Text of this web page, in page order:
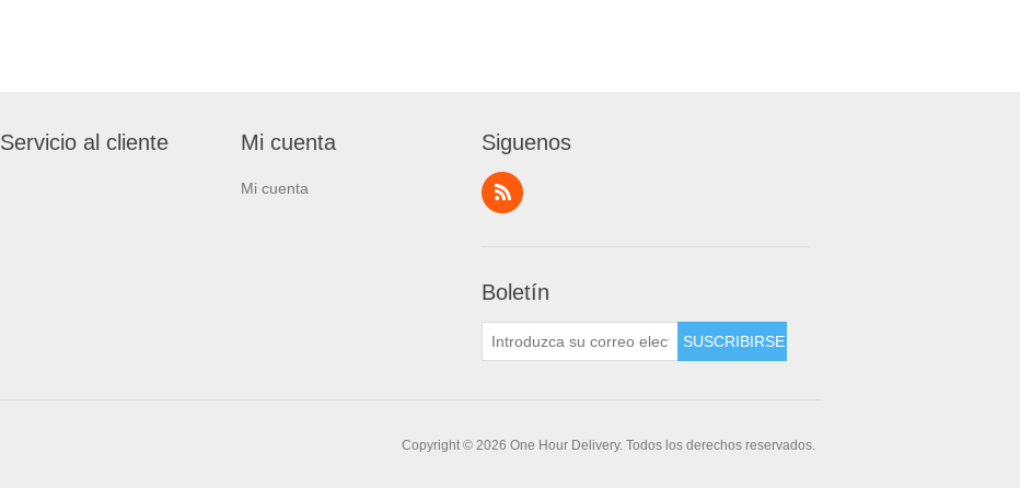
Servicio al cliente Mi cuenta
Mi cuenta
Siguenos
Boletín
Copyright © 2026 One Hour Delivery. Todos los derechos reservados.